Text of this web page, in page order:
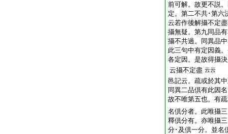
前可解。故更不説
定。第二不共･第六
云若作後解攝不定
攝無疑。第九同品
攝不共過。同異品
此三句中有定因義
各定因。是故得攝
云攝不定盡 云云
邑記云。疏或於其
同異二品倶有此因
故不唯第五也。有
名倶分者。此唯攝
釋倶分有。亦唯攝
分･及倶一分。並名